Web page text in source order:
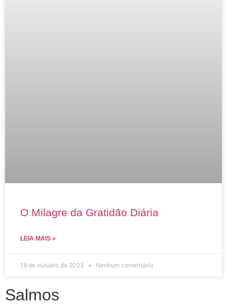
O Milagre da Gratidão Diária
LEIA MAIS »
18 de outubro de 2023 Nenhum comentário
Salmos